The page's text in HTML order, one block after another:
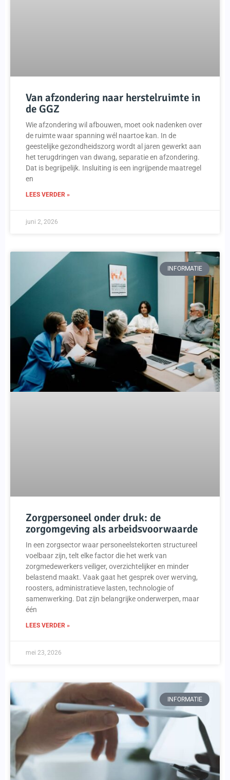
Van afzondering naar herstelruimte in
de GGZ
Wie afzondering wil afbouwen, moet ook nadenken over
de ruimte waar spanning wél naartoe kan. In de
geestelijke gezondheidszorg wordt al jaren gewerkt aan
het terugdringen van dwang, separatie en afzondering.
Dat is begrijpelijk. Insluiting is een ingrijpende maatregel
en
LEES VERDER »
juni 2, 2026
INFORMATIE
Zorgpersoneel onder druk: de
zorgomgeving als arbeidsvoorwaarde
In een zorgsector waar personeelstekorten structureel
voelbaar zijn, telt elke factor die het werk van
zorgmedewerkers veiliger, overzichtelijker en minder
belastend maakt. Vaak gaat het gesprek over werving,
roosters, administratieve lasten, technologie of
samenwerking. Dat zijn belangrijke onderwerpen, maar
één
LEES VERDER »
mei 23, 2026
INFORMATIE